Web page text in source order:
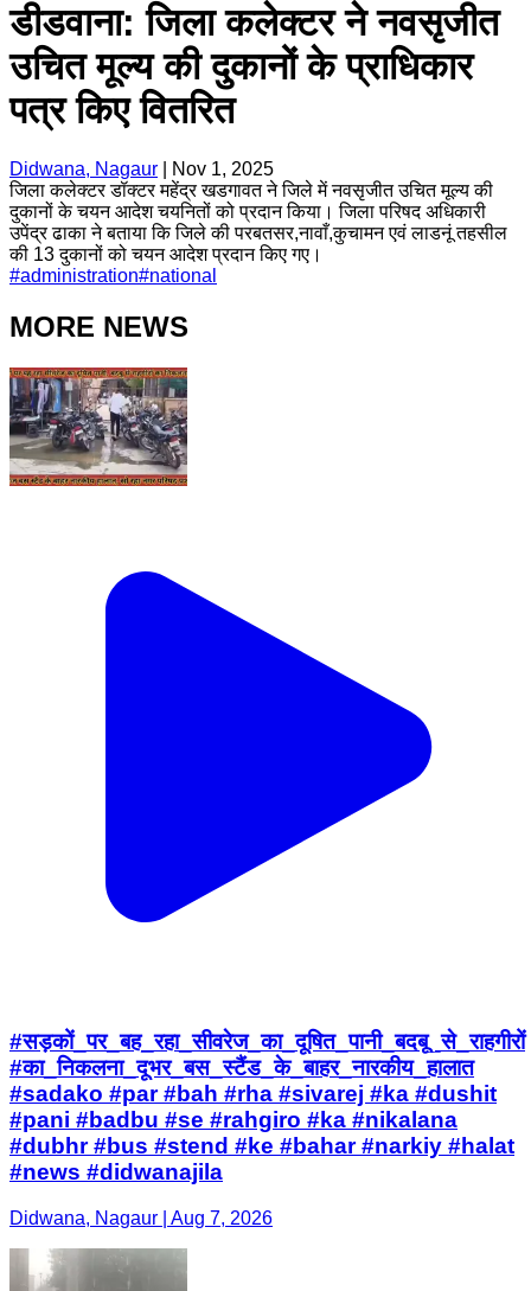
डीडवाना: जिला कलेक्टर ने नवसृजीत
उचित मूल्य की दुकानों के प्राधिकार
पत्र किए वितरित
Didwana, Nagaur
Nov 1, 2025
जिला कलेक्टर डॉक्टर महेंद्र खडगावत ने जिले में नवसृजीत उचित मूल्य की
दुकानों के चयन आदेश चयनितों को प्रदान किया। जिला परिषद अधिकारी
उपेंद्र ढाका ने बताया कि जिले की परबतसर,नावाँ,कुचामन एवं लाडनूं तहसील
की 13 दुकानों को चयन आदेश प्रदान किए गए।
#administration#national
MORE NEWS
#सड़कों_पर_बह_रहा_सीवरेज_का_दूषित_पानी_बदबू_से_राहगीरों
#का_निकलना_दूभर_बस_स्टैंड_के_बाहर_नारकीय_हालात
#sadako #par #bah #rha #sivarej #ka #dushit
#pani #badbu #se #rahgiro #ka #nikalana
#dubhr #bus #stend #ke #bahar #narkiy #halat
#news #didwanajila
Didwana, Nagaur | Aug 7, 2026